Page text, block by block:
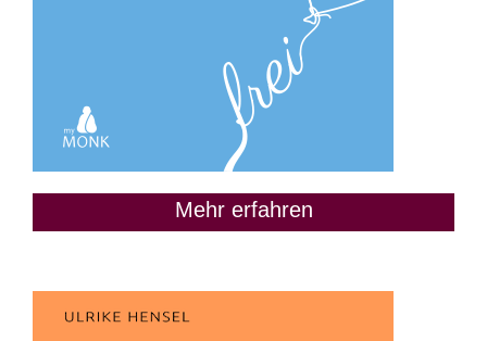
Mehr erfahren